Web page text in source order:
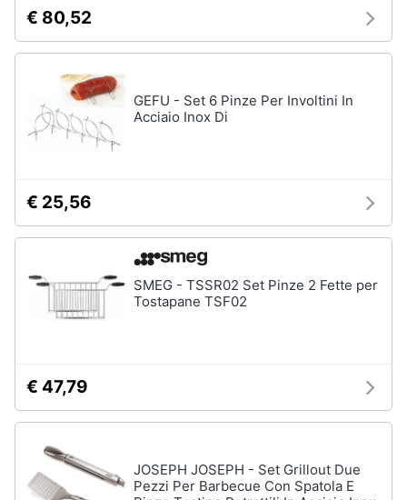
€ 80,52
GEFU - Set 6 Pinze Per Involtini In
Acciaio Inox Di
€ 25,56
SMEG - TSSR02 Set Pinze 2 Fette per
Tostapane TSF02
€ 47,79
JOSEPH JOSEPH - Set Grillout Due
Pezzi Per Barbecue Con Spatola E